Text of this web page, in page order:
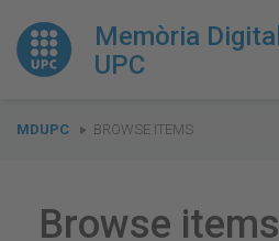
Memòria Digital
UPC
You
MDUPC BROWSE ITEMS
Browse items